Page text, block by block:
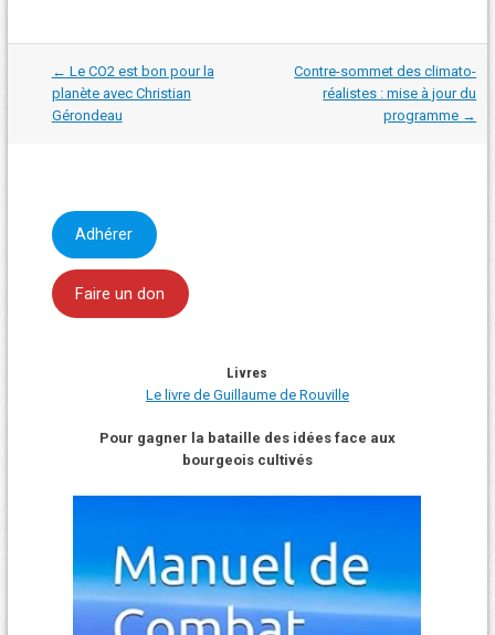
Navigation
dans
les
articles
← Le CO2 est bon pour la
planète avec Christian
Gérondeau
Contre-sommet des climato-
réalistes : mise à jour du
programme →
Adhérer
Faire un don
Livres
Le livre de Guillaume de Rouville
Pour gagner la bataille des idées face aux
bourgeois cultivés